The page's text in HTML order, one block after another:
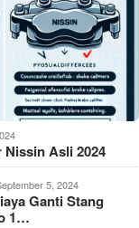
Nissin Asli 2024
5, 2024
Ganti Stang
1…